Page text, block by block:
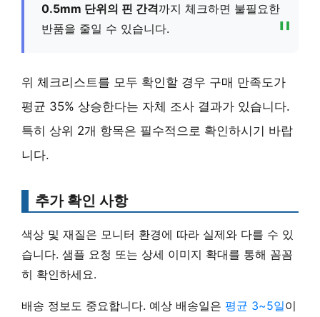
0.5mm 단위의 핀 간격까지 체크하면 불필요한
반품을 줄일 수 있습니다.
위 체크리스트를 모두 확인할 경우 구매 만족도가
평균 35% 상승한다는 자체 조사 결과가 있습니다.
특히 상위 2개 항목은 필수적으로 확인하시기 바랍
니다.
추가 확인 사항
색상 및 재질은 모니터 환경에 따라 실제와 다를 수 있
습니다. 샘플 요청 또는 상세 이미지 확대를 통해 꼼꼼
히 확인하세요.
배송 정보 도 중요합니다. 예상 배송일은 평균 3~5일이